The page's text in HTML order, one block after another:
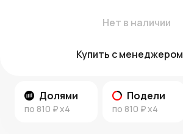
Нет в наличии
Купить с менеджером
Долями
по 810 ₽x4
Подели
по 810 ₽x4